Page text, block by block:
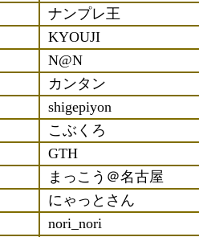
ナンプレ王
KYOUJI
N@N
カンタン
shigepiyon
こぶくろ
GTH
まっこう＠名古屋
にゃっとさん
nori_nori